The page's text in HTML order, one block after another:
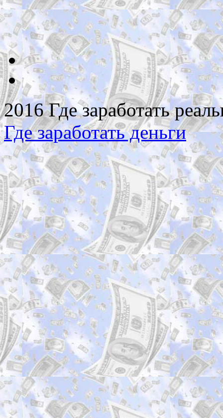
2016 Где заработать
Где заработать деньги